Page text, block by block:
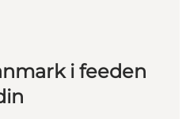
i feeden